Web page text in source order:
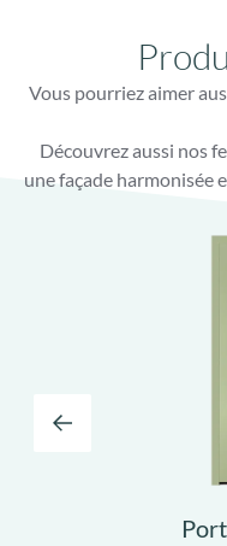
Gâche
Finition
Vous pourriez aimer
Découvrez aussi nos
une façade harmonisée